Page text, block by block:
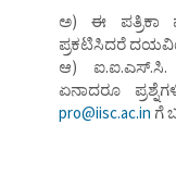
ಅ) ಈ ಪತ್ರಿಕಾ
ಪ್ರಕಟಿಸಿದರೆ
ಆ) ಐ.ಐ.ಎಸ್.ಸಿ.
ಏನಾದರೂ
pro@iisc.ac.in ಗೆ